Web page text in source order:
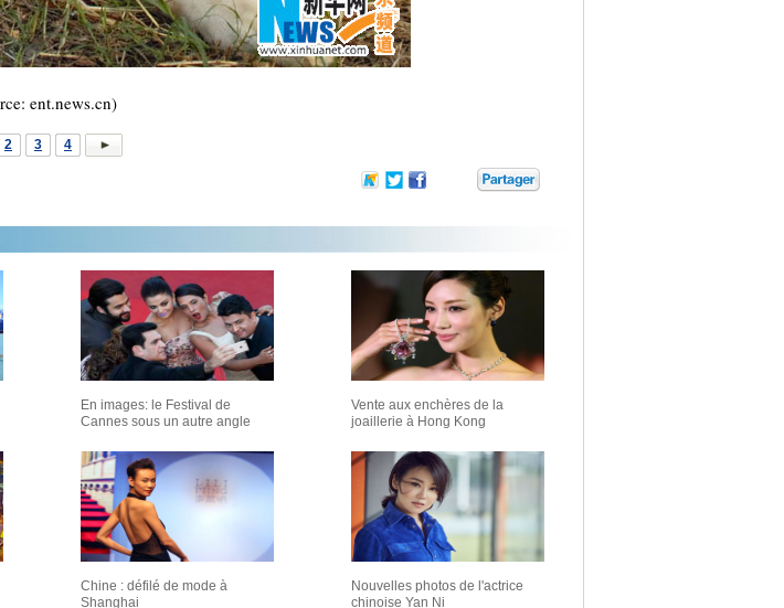
ent.news.cn)
2 3 4
En images: le Festival de
Cannes sous un autre angle
Vente aux enchères de la
joaillerie à Hong Kong
Chine : défilé de mode à
Shanghai
Nouvelles photos de l'actrice
chinoise Yan Ni